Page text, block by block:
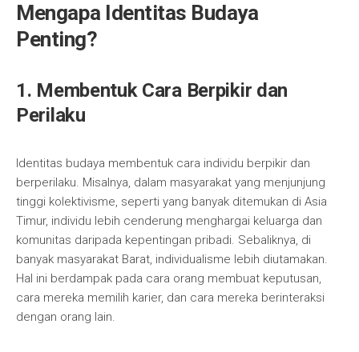
Mengapa Identitas Budaya
Penting?
1. Membentuk Cara Berpikir dan
Perilaku
Identitas budaya membentuk cara individu berpikir dan
berperilaku. Misalnya, dalam masyarakat yang menjunjung
tinggi kolektivisme, seperti yang banyak ditemukan di Asia
Timur, individu lebih cenderung menghargai keluarga dan
komunitas daripada kepentingan pribadi. Sebaliknya, di
banyak masyarakat Barat, individualisme lebih diutamakan.
Hal ini berdampak pada cara orang membuat keputusan,
cara mereka memilih karier, dan cara mereka berinteraksi
dengan orang lain.